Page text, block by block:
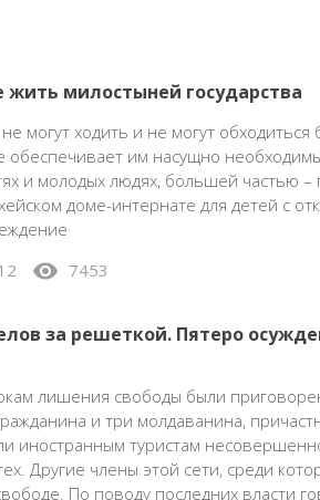
милостыней государства
не могут ходить и не могут
обеспечивает им насущно
и молодых людях, большей частью –
доме-интернате для детей с
visibility 7453
за решеткой. Пятеро
лишения свободы были
и три молдаванина,
иностранным туристам
Другие члены этой сети, среди
По поводу последних власти